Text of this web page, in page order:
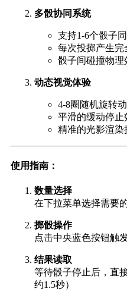
多骰协同系统
支持1-6个骰子
每次投掷产生
骰子间碰撞物理
动态视觉体验
4-8圈随机旋转
平滑的缓动停止
精准的光影渲染
使用指南：
数量选择
在下拉菜单选择需要
掷骰操作
点击中央蓝色按钮触
结果读取
等待骰子停止后，直
约1.5秒）